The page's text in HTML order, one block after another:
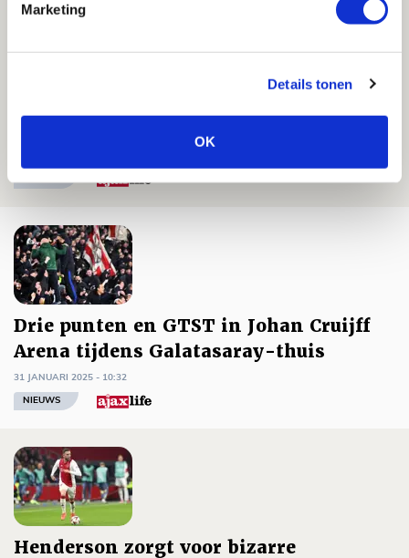
Marketing
Details tonen
OK
Drie punten en GTST in Johan Cruijff
Arena tijdens Galatasaray-thuis
31 JANUARI 2025 - 10:32
NIEUWS
Henderson zorgt voor bizarre